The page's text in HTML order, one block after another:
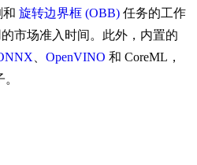
和 旋转边界框 (OBB) 任务的工作
市场准入时间。此外，内置的
OpenVINO 和 CoreML，